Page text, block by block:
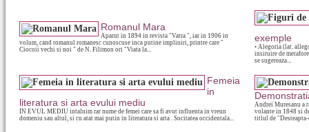
Romanul Mara
Aparut in 1894 in revista "Vatra ", iar in 1906 in
volum, cand romanul romanesc cunoscuse inca putine impliniri, printre care "
Ciocoii vechi si noi " de N. Filimon ori "Viata la...
exemple
• Alegoria (lat.
insiruire de
se sugereaza...
Femeia
in
literatura si arta evului mediu
IN EVUL MEDIU intalnim rar nume de femei care sa fi avut influenta in vreun
domeniu sau altul, si cu atat mai putin in literatura si arta . Socitatea occidentala...
Andrei Muresanu a
volante in 1848 si
titlul de "Desteapta-